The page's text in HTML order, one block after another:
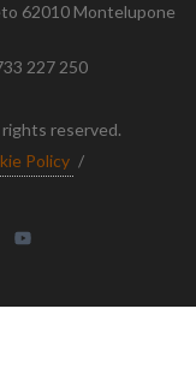
62010 Montelupone
227 250
reserved.
Policy /